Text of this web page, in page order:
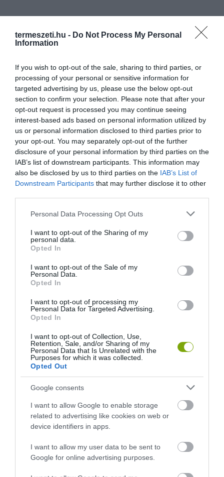
termeszeti.hu - Do Not Process My Personal
Information
If you wish to opt-out of the sale, sharing to third parties, or
processing of your personal or sensitive information for
targeted advertising by us, please use the below opt-out
section to confirm your selection. Please note that after your
opt-out request is processed you may continue seeing
interest-based ads based on personal information utilized by
us or personal information disclosed to third parties prior to
your opt-out. You may separately opt-out of the further
disclosure of your personal information by third parties on the
IAB’s list of downstream participants. This information may
also be disclosed by us to third parties on the IAB’s List of
Downstream Participants that may further disclose it to other
Please note that this website/app uses one or more Google
not limited to your visit or usage behaviour. You may click to
grant or deny consent to Google and its third-party tags to
use your data for below specified purposes in below Google
consent section.
Personal Data Processing Opt Outs
I want to opt-out of the Sharing of my
personal data.
Opted In
I want to opt-out of the Sale of my
Personal Data.
Opted In
I want to opt-out of processing my
Personal Data for Targeted Advertising.
Opted In
I want to opt-out of Collection, Use,
Retention, Sale, and/or Sharing of my
Personal Data that Is Unrelated with the
Purposes for which it was collected.
Opted Out
Google consents
I want to allow Google to enable storage
related to advertising like cookies on web or
device identifiers in apps.
I want to allow my user data to be sent to
Google for online advertising purposes.
ELŐZŐ CIKK
ELINDULT A MARGITSZIGETI SZÖKŐKÚT ZENÉS PROGRAMJA
KÖVETKEZŐ CIKK
FELAVATTÁK A VILÁG LEGHOSSZABB ÜVEGHÍDJÁT
HASONLÓ ÉRDEKESSÉGEK
A KORALLZÁTONY NEM CSAK
500 EDDIG ISMERETLEN
LAKÓJÁT MUTATTA MEG
2026-08-06
ARBORÉTUMBA
2026-08-04